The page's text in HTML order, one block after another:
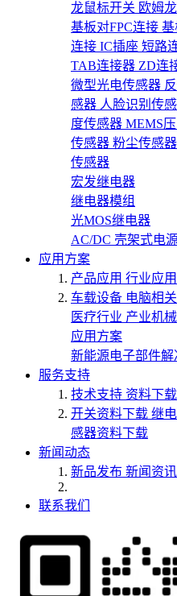
龙鼠标开关 欧姆
基板对FPC连接 基
连接 IC插座 短路
TAB连接器 ZD连
微型光电传感器
感器 人脸识别传
度传感器 MEMS
传感器 粉尘传感器
传感器
宏发继电器
继电器模组
光MOS继电器
AC/DC 壳架式电源
应用方案
产品应用 行业应
车载设备 电脑相关
医疗行业 产业机械
应用方案
新能源电子部件解
服务支持
技术支持 资料下载
开关资料下载 继
感器资料下载
新闻动态
新品发布 新闻资讯
联系我们